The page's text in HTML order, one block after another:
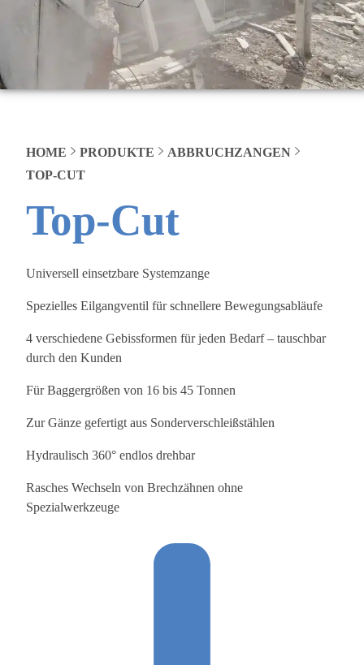
HOME PRODUKTE
ABBRUCHZANGEN
TOP-CUT
Top-Cut
Universell einsetzbare Systemzange
Spezielles Eilgangventil für schnellere Bewegungsabläufe
4 verschiedene Gebissformen für jeden Bedarf – tauschbar
durch den Kunden
Für Baggergrößen von 16 bis 45 Tonnen
Zur Gänze gefertigt aus Sonderverschleißstählen
Hydraulisch 360° endlos drehbar
Rasches Wechseln von Brechzähnen ohne
Spezialwerkzeuge